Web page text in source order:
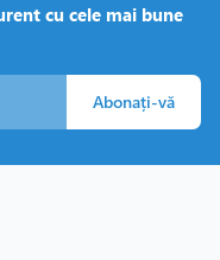
cu cele mai bune
Abonați-vă